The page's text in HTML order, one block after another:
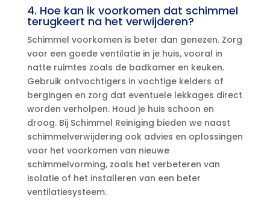
4.​ Hoe kan ik voorkomen dat schimmel
terugkeert na het verwijderen?
Schimmel voorkomen is beter dan genezen.​ Zorg
voor een goede ventilatie in je huis, vooral in
natte ruimtes zoals de badkamer en keuken.​
Gebruik ontvochtigers in vochtige kelders of
bergingen en zorg dat eventuele lekkages direct
worden verholpen.​ Houd je huis schoon en
droog.​ Bij Schimmel Reiniging bieden we naast
schimmelverwijdering ook advies en oplossingen
voor het voorkomen van nieuwe
schimmelvorming, zoals het verbeteren van
isolatie of het installeren van een beter
ventilatiesysteem.​